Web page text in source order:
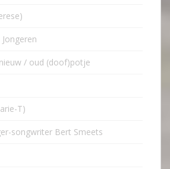
/ oud (doof)potje
T)
songwriter Bert Smeets